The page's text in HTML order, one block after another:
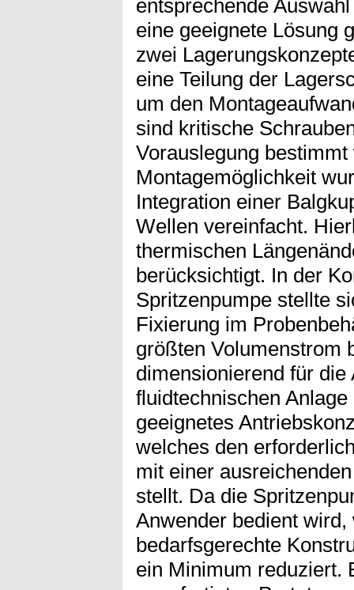
entsprechende
eine geeignete Lösung
zwei
eine Teilung der
um den
sind kritische
Vorauslegung
Montagemöglichkeit
Integration einer
Wellen vereinfacht.
thermischen
berücksichtigt. In der
Spritzenpumpe stellte
Fixierung im
größten Volumenstrom
dimensionierend für
fluidtechnischen
geeignetes
welches den
mit einer
stellt. Da die
Anwender bedient
bedarfsgerechte
ein Minimum reduziert.